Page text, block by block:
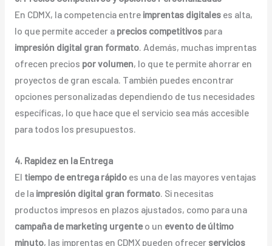
En CDMX, la competencia entre imprentas digitaleses alta,
lo que permite acceder a precios competitivospara
impresión digital gran formato. Además, muchas imprentas
ofrecen precios por volumen, lo que te permite ahorrar en
proyectos de gran escala. También puedes encontrar
opciones personalizadas dependiendo de tus necesidades
específicas, lo que hace que el servicio sea más accesible
para todos los presupuestos.
4. Rapidez en la Entrega
El tiempo de entrega rápidoes una de las mayores ventajas
de la impresión digital gran formato. Si necesitas
productos impresos en plazos ajustados, como para una
campaña de marketing urgenteo un evento de último
minuto, las imprentas en CDMX pueden ofrecer servicios